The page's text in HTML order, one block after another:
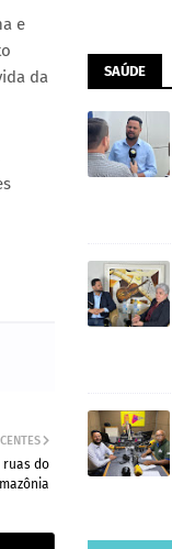
e
da
ruas do
SAÚDE